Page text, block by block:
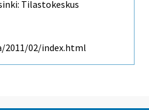
Tilastokeskus
02/index.html